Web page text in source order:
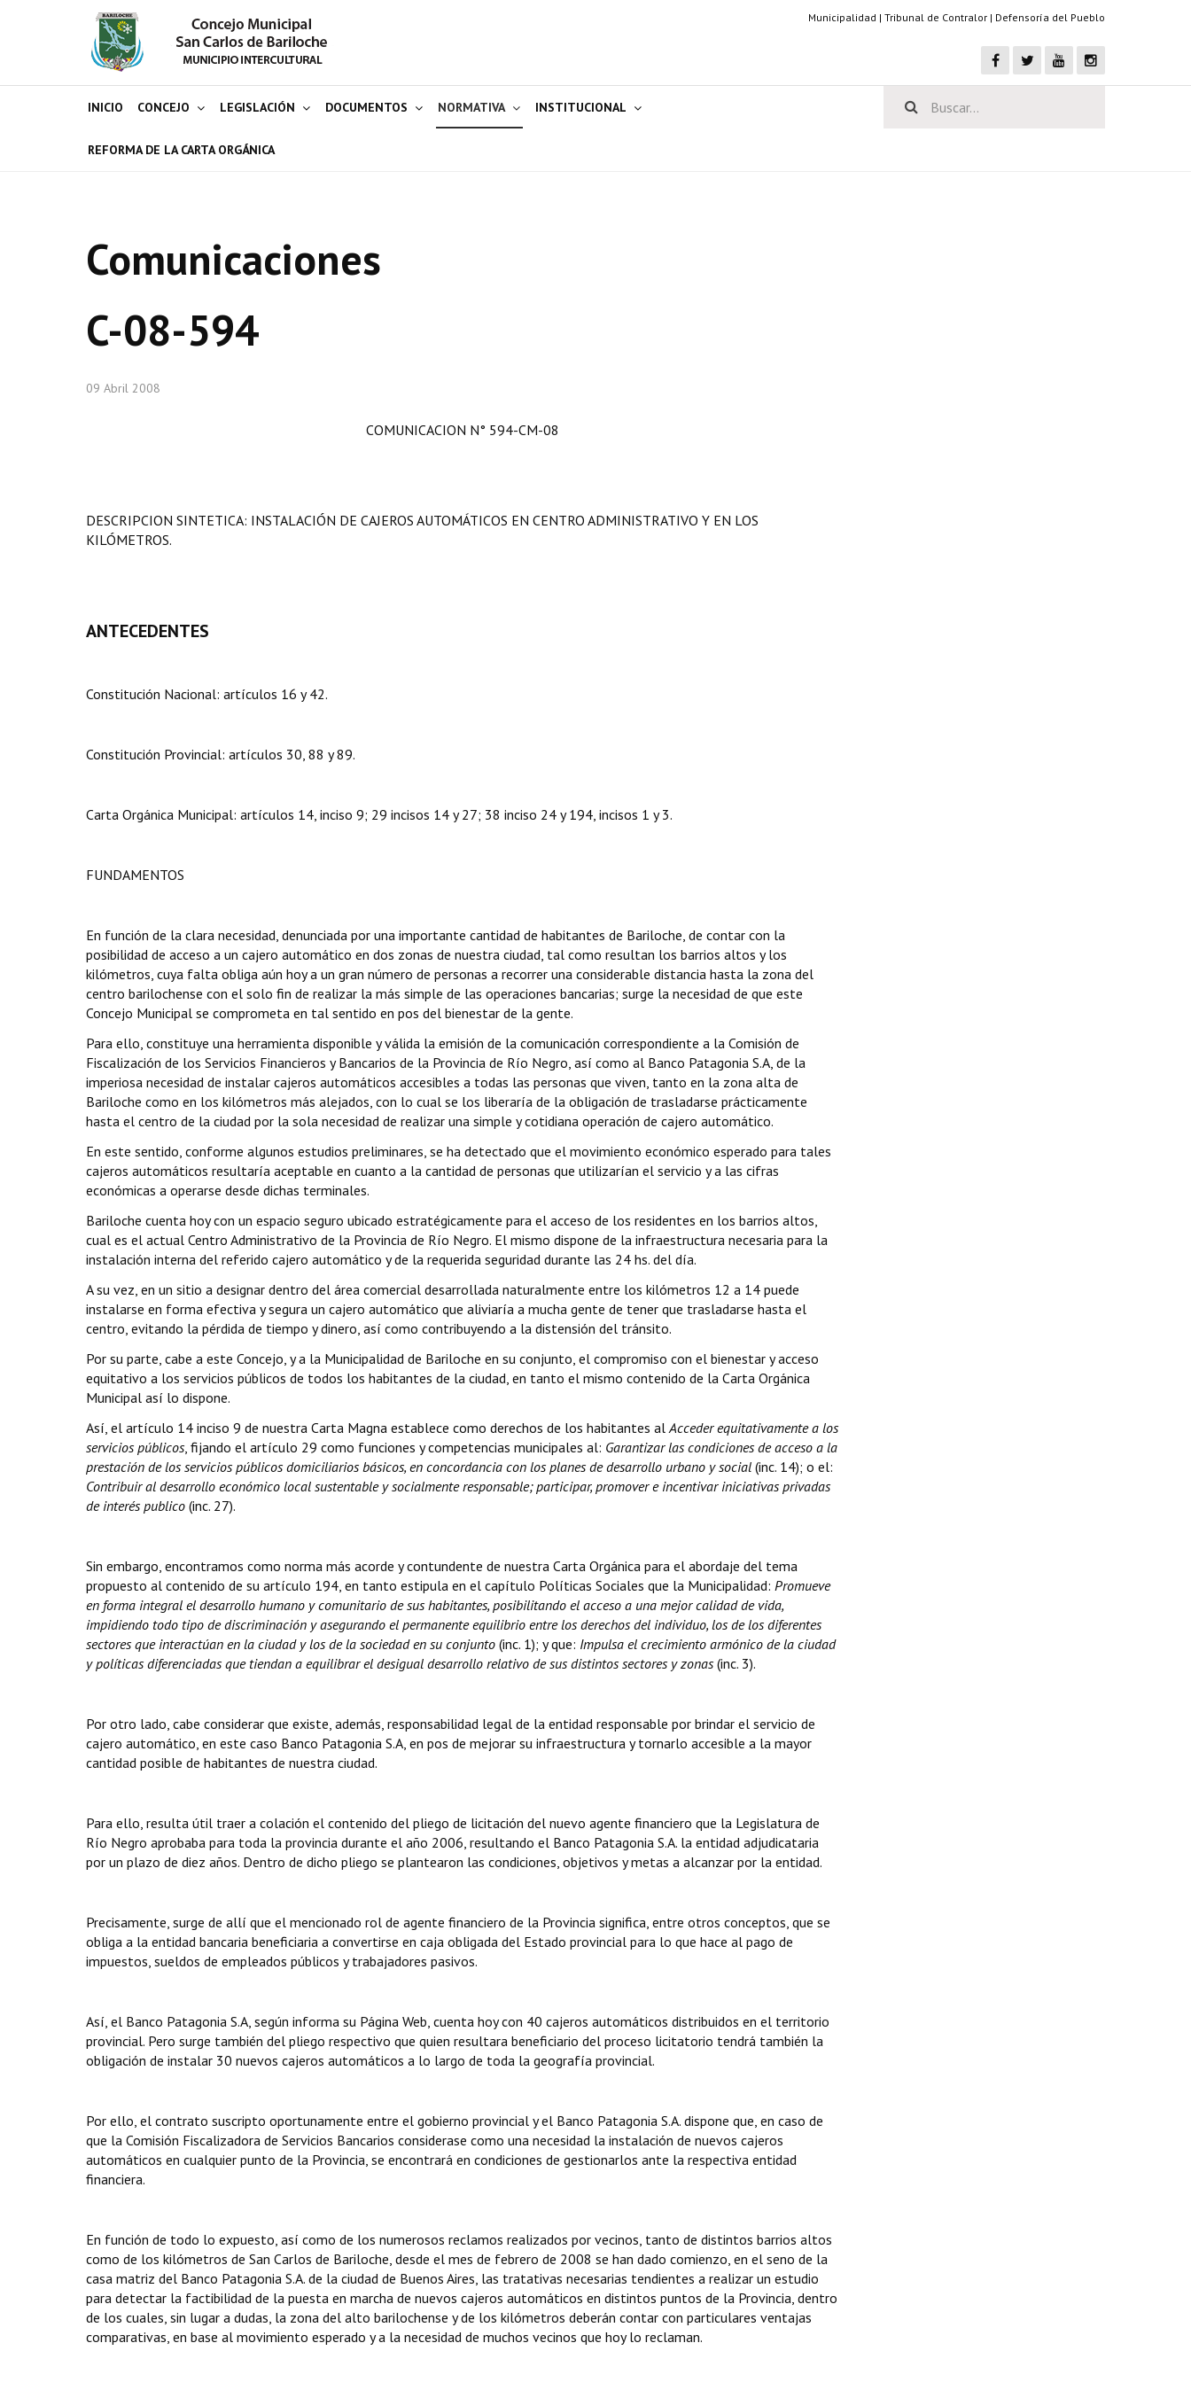
Municipalidad | Tribunal de Contralor | Defensoría del Pueblo
INICIO CONCEJO LEGISLACIÓN DOCUMENTOS NORMATIVA INSTITUCIONAL
REFORMA DE LA CARTA ORGÁNICA
Comunicaciones
C-08-594
09 Abril 2008
COMUNICACION N° 594-CM-08
DESCRIPCION SINTETICA: INSTALACIÓN DE CAJEROS AUTOMÁTICOS EN CENTRO ADMINISTRATIVO Y EN LOS
KILÓMETROS.
ANTECEDENTES
Constitución Nacional: artículos 16 y 42.
Constitución Provincial: artículos 30, 88 y 89.
Carta Orgánica Municipal: artículos 14, inciso 9; 29 incisos 14 y 27; 38 inciso 24 y 194, incisos 1 y 3.
FUNDAMENTOS
En función de la clara necesidad, denunciada por una importante cantidad de habitantes de Bariloche, de contar con la
posibilidad de acceso a un cajero automático en dos zonas de nuestra ciudad, tal como resultan los barrios altos y los
kilómetros, cuya falta obliga aún hoy a un gran número de personas a recorrer una considerable distancia hasta la zona del
centro barilochense con el solo fin de realizar la más simple de las operaciones bancarias; surge la necesidad de que este
Concejo Municipal se comprometa en tal sentido en pos del bienestar de la gente.
Para ello, constituye una herramienta disponible y válida la emisión de la comunicación correspondiente a la Comisión de
Fiscalización de los Servicios Financieros y Bancarios de la Provincia de Río Negro, así como al Banco Patagonia S.A, de la
imperiosa necesidad de instalar cajeros automáticos accesibles a todas las personas que viven, tanto en la zona alta de
Bariloche como en los kilómetros más alejados, con lo cual se los liberaría de la obligación de trasladarse prácticamente
hasta el centro de la ciudad por la sola necesidad de realizar una simple y cotidiana operación de cajero automático.
En este sentido, conforme algunos estudios preliminares, se ha detectado que el movimiento económico esperado para tales
cajeros automáticos resultaría aceptable en cuanto a la cantidad de personas que utilizarían el servicio y a las cifras
económicas a operarse desde dichas terminales.
Bariloche cuenta hoy con un espacio seguro ubicado estratégicamente para el acceso de los residentes en los barrios altos,
cual es el actual Centro Administrativo de la Provincia de Río Negro. El mismo dispone de la infraestructura necesaria para la
instalación interna del referido cajero automático y de la requerida seguridad durante las 24 hs. del día.
A su vez, en un sitio a designar dentro del área comercial desarrollada naturalmente entre los kilómetros 12 a 14 puede
instalarse en forma efectiva y segura un cajero automático que aliviaría a mucha gente de tener que trasladarse hasta el
centro, evitando la pérdida de tiempo y dinero, así como contribuyendo a la distensión del tránsito.
Por su parte, cabe a este Concejo, y a la Municipalidad de Bariloche en su conjunto, el compromiso con el bienestar y acceso
equitativo a los servicios públicos de todos los habitantes de la ciudad, en tanto el mismo contenido de la Carta Orgánica
Municipal así lo dispone.
Así, el artículo 14 inciso 9 de nuestra Carta Magna establece como derechos de los habitantes alAcceder equitativamente a los
servicios públicos, fijando el artículo 29 como funciones y competencias municipales al: Garantizar las condiciones de acceso a la
prestación de los servicios públicos domiciliarios básicos, en concordancia con los planes de desarrollo urbano y social (inc. 14); o el:
Contribuir al desarrollo económico local sustentable y socialmente responsable; participar, promover e incentivar iniciativas privadas
de interés publico (inc. 27).
Sin embargo, encontramos como norma más acorde y contundente de nuestra Carta Orgánica para el abordaje del tema
propuesto al contenido de su artículo 194, en tanto estipula en el capítulo Políticas Sociales que la Municipalidad: Promueve
en forma integral el desarrollo humano y comunitario de sus habitantes, posibilitando el acceso a una mejor calidad de vida,
impidiendo todo tipo de discriminación y asegurando el permanente equilibrio entre los derechos del individuo, los de los diferentes
sectores que interactúan en la ciudad y los de la sociedad en su conjunto (inc. 1); y que: Impulsa el crecimiento armónico de la ciudad
y políticas diferenciadas que tiendan a equilibrar el desigual desarrollo relativo de sus distintos sectores y zonas (inc. 3).
Por otro lado, cabe considerar que existe, además, responsabilidad legal de la entidad responsable por brindar el servicio de
cajero automático, en este caso Banco Patagonia S.A, en pos de mejorar su infraestructura y tornarlo accesible a la mayor
cantidad posible de habitantes de nuestra ciudad.
Para ello, resulta útil traer a colación el contenido del pliego de licitación del nuevo agente financiero que la Legislatura de
Río Negro aprobaba para toda la provincia durante el año 2006, resultando el Banco Patagonia S.A. la entidad adjudicataria
por un plazo de diez años. Dentro de dicho pliego se plantearon las condiciones, objetivos y metas a alcanzar por la entidad.
Precisamente, surge de allí que el mencionado rol de agente financiero de la Provincia significa, entre otros conceptos, que se
obliga a la entidad bancaria beneficiaria a convertirse en caja obligada del Estado provincial para lo que hace al pago de
impuestos, sueldos de empleados públicos y trabajadores pasivos.
Así, el Banco Patagonia S.A, según informa su Página Web, cuenta hoy con 40 cajeros automáticos distribuidos en el territorio
provincial. Pero surge también del pliego respectivo que quien resultara beneficiario del proceso licitatorio tendrá también la
obligación de instalar 30 nuevos cajeros automáticos a lo largo de toda la geografía provincial.
Por ello, el contrato suscripto oportunamente entre el gobierno provincial y el Banco Patagonia S.A. dispone que, en caso de
que la Comisión Fiscalizadora de Servicios Bancarios considerase como una necesidad la instalación de nuevos cajeros
automáticos en cualquier punto de la Provincia, se encontrará en condiciones de gestionarlos ante la respectiva entidad
financiera.
En función de todo lo expuesto, así como de los numerosos reclamos realizados por vecinos, tanto de distintos barrios altos
como de los kilómetros de San Carlos de Bariloche, desde el mes de febrero de 2008 se han dado comienzo, en el seno de la
casa matriz del Banco Patagonia S.A. de la ciudad de Buenos Aires, las tratativas necesarias tendientes a realizar un estudio
para detectar la factibilidad de la puesta en marcha de nuevos cajeros automáticos en distintos puntos de la Provincia, dentro
de los cuales, sin lugar a dudas, la zona del alto barilochense y de los kilómetros deberán contar con particulares ventajas
comparativas, en base al movimiento esperado y a la necesidad de muchos vecinos que hoy lo reclaman.